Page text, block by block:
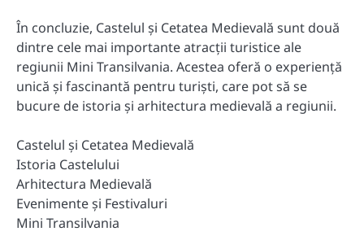
În concluzie, Castelul și Cetatea Medievală sunt două
dintre cele mai importante atracții turistice ale
regiunii Mini Transilvania. Acestea oferă o experiență
unică și fascinantă pentru turiști, care pot să se
bucure de istoria și arhitectura medievală a regiunii.
Castelul și Cetatea Medievală
Istoria Castelului
Arhitectura Medievală
Evenimente și Festivaluri
Mini Transilvania